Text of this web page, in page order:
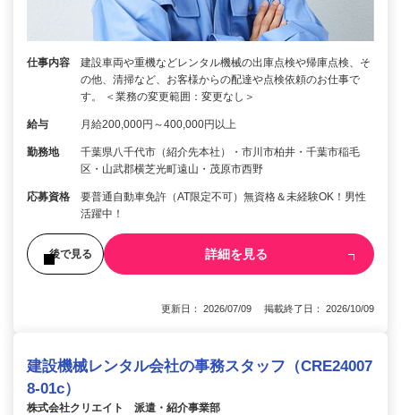
仕事内容
建設車両や重機などレンタル機械の出庫点検や帰庫点検、そ
の他、清掃など、お客様からの配達や点検依頼のお仕事で
す。 ＜業務の変更範囲：変更なし＞
給与 月給200,000円～400,000円以上
勤務地
千葉県八千代市（紹介先本社）・市川市柏井・千葉市稲毛
区・山武郡横芝光町遠山・茂原市西野
応募資格
要普通自動車免許（AT限定不可）無資格＆未経験OK！男性
活躍中！
後で見る 詳細を見る
更新日： 2026/07/09 掲載終了日： 2026/10/09
建設機械レンタル会社の事務スタッフ（CRE24007
8-01c）
株式会社クリエイト 派遣・紹介事業部